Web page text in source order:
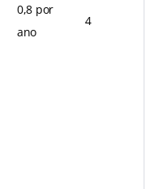
0,8 por
ano
4